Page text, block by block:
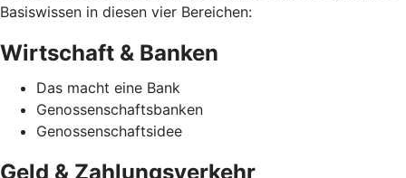
Basiswissen in diesen vier Bereichen:
Wirtschaft & Banken
Das macht eine Bank
Genossenschaftsbanken
Genossenschaftsidee
Geld & Zahlungsverkehr